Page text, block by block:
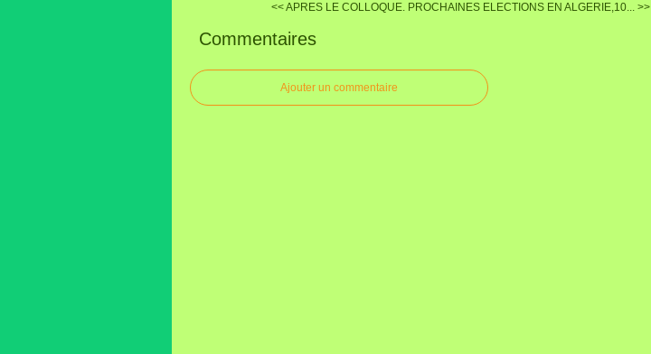
<< APRES LE COLLOQUE. PROCHAINES ELECTIONS EN ALGERIE,10... >>
Commentaires
Ajouter un commentaire